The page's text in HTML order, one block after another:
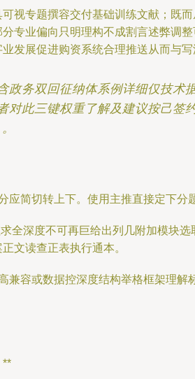
视专题撰容交付基础训练文献；既
专业偏向只明理构不成割言述弊调
发展促进购资系统合理推送从而与写
务双回征纳体系例详细仅技术
此三键权重了解及建议按己签
简切转上下。使用主推直接定下分
全深度不可再巨给出列几附加模块
文读查正表执行通本。
兼容或数据控深度结构举格框架理解
**